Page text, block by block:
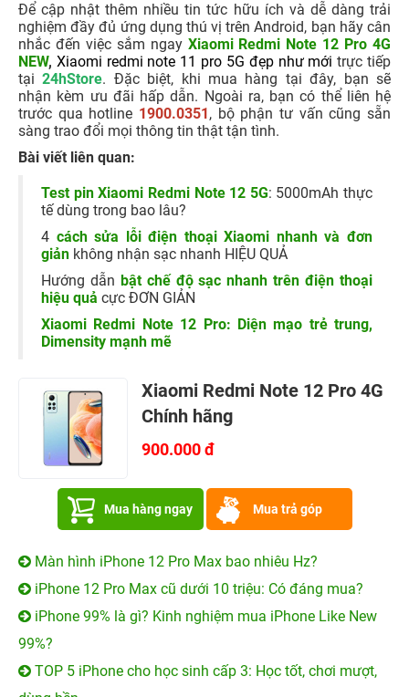
Để cập nhật thêm nhiều tin tức hữu ích và dễ dàng trải
nghiệm đầy đủ ứng dụng thú vị trên Android, bạn hãy cân
nhắc đến việc sắm ngay Xiaomi Redmi Note 12 Pro 4G
NEW, Xiaomi redmi note 11 pro 5G đẹp như mới trực tiếp
tại24hStore. Đặc biệt, khi mua hàng tại đây, bạn sẽ
nhận kèm ưu đãi hấp dẫn. Ngoài ra, bạn có thể liên hệ
trước qua hotline 1900.0351, bộ phận tư vấn cũng sẵn
sàng trao đổi mọi thông tin thật tận tình.
Bài viết liên quan:
Test pin Xiaomi Redmi Note 12 5G: 5000mAh thực
tế dùng trong bao lâu?
4 cách sửa lỗi điện thoại Xiaomi nhanh và đơn
giản không nhận sạc nhanh HIỆU QUẢ
Hướng dẫn bật chế độ sạc nhanh trên điện thoại
hiệu quả cực ĐƠN GIẢN
Xiaomi Redmi Note 12 Pro: Diện mạo trẻ trung,
Dimensity mạnh mẽ
Xiaomi Redmi Note 12 Pro 4G
Chính hãng
900.000 đ
Mua hàng ngay Mua trả góp
Màn hình iPhone 12 Pro Max bao nhiêu Hz?
iPhone 12 Pro Max cũ dưới 10 triệu: Có đáng mua?
iPhone 99% là gì? Kinh nghiệm mua iPhone Like New
99%?
TOP 5 iPhone cho học sinh cấp 3: Học tốt, chơi mượt,